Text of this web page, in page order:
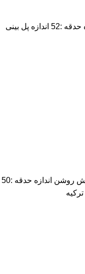
نوع : زنانه جنس : فلزی رنگ : مشکی اندازه حدقه :52 اندازه پل بینی
نوع : مردانه و زنانه جنس : کائوچو رنگ : بنفش روشن اندازه حدقه :50